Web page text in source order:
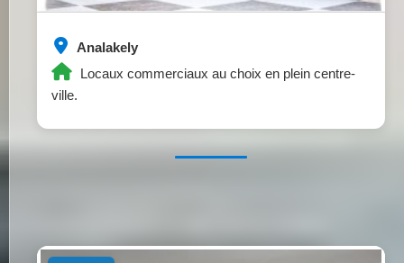
Analakely
Locaux commerciaux au choix en plein centre-
ville.